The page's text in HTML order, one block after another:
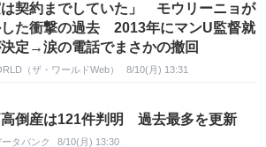
は契約までしていた」 モウリーニョが
た衝撃の過去 2013年にマンU監督就
定→涙の電話でまさかの撤回
（ザ・ワールドWeb） 8/10(月) 13:31
倒産は121件判明 過去最多を更新
タバンク 8/10(月) 13:30